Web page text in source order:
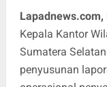
Kepala Kantor
Sumatera
penyusunan